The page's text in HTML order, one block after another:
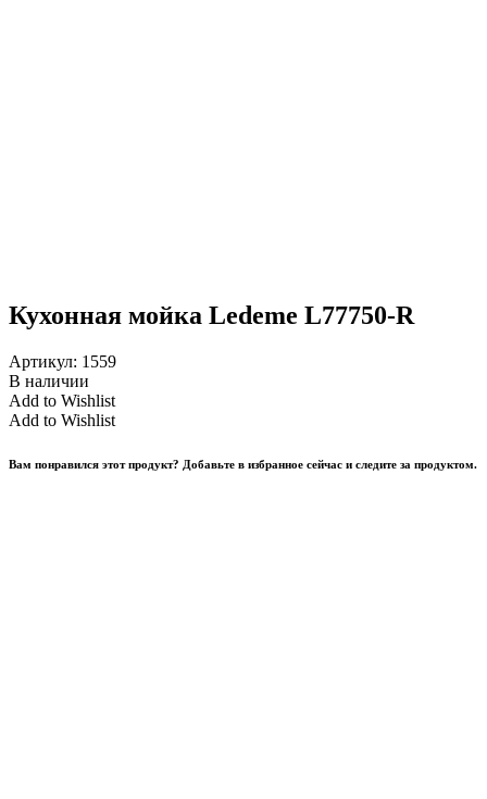
Кухонная мойка Ledeme L77750-R
Артикул: 1559
В наличии
Add to Wishlist
Add to Wishlist
Вам понравился этот продукт? Добавьте в избранное сейчас и следите за продуктом.